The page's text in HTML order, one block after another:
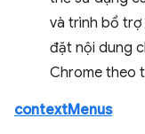
và trình bổ trợ
đặt nội dung
Chrome theo
contextMenus